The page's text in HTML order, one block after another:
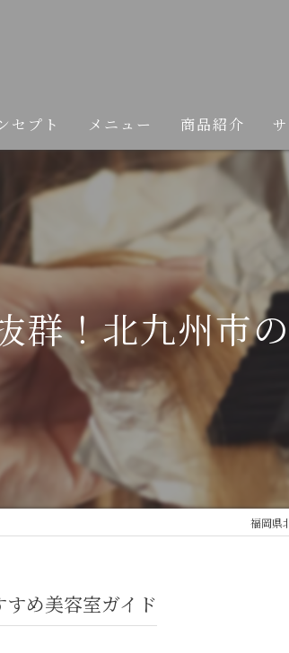
セプト メニュー 商品紹介
群！北九州市
福岡県
め美容室ガイド